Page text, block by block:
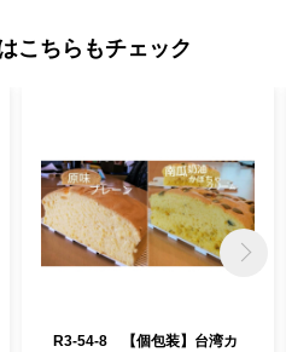
こちらもチェック
R3-54-8 【個包装】台湾カ